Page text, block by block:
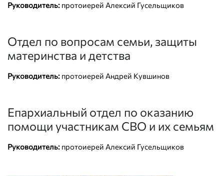
Руководитель: протоиерей Алексий Гусельщиков
Отдел по вопросам семьи, защиты
материнства и детства
Руководитель: протоиерей Андрей Кувшинов
Епархиальный отдел по оказанию
помощи участникам СВО и их семьям
Руководитель: протоиерей Алексий Гусельщиков